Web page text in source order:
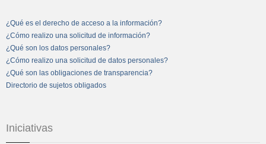
¿Qué es el derecho de acceso a la información?
¿Cómo realizo una solicitud de información?
¿Qué son los datos personales?
¿Cómo realizo una solicitud de datos personales?
¿Qué son las obligaciones de transparencia?
Directorio de sujetos obligados
Iniciativas